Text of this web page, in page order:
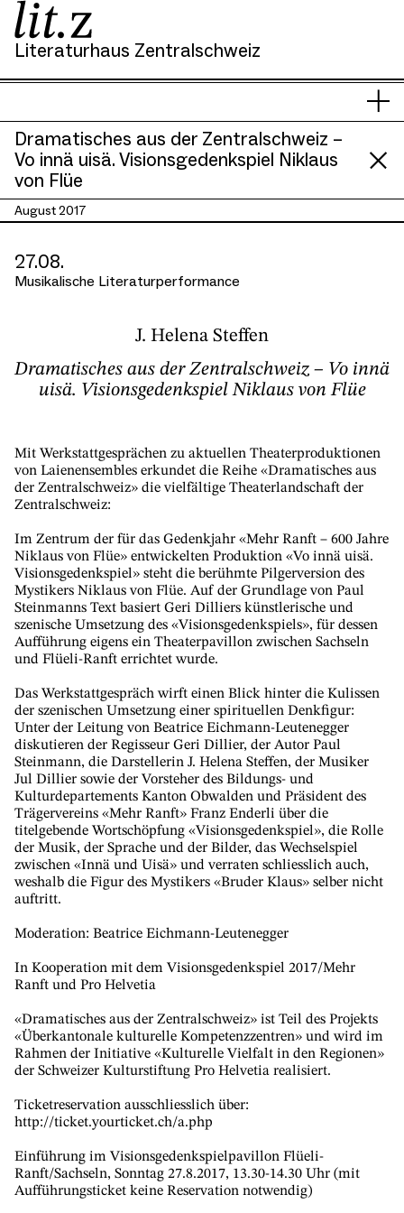
Literaturhaus Zentralschweiz
Dramatisches aus der Zentralschweiz –
Vo innä uisä. Visionsgedenkspiel Niklaus
von Flüe
August 2017
27.08.
Musikalische Literaturperformance
J. Helena Steffen
Dramatisches aus der Zentralschweiz – Vo innä
uisä. Visionsgedenkspiel Niklaus von Flüe
Mit Werkstattgesprächen zu aktuellen Theaterproduktionen
von Laienensembles erkundet die Reihe «Dramatisches aus
der Zentralschweiz» die vielfältige Theaterlandschaft der
Zentralschweiz:
Im Zentrum der für das Gedenkjahr «Mehr Ranft – 600 Jahre
Niklaus von Flüe» entwickelten Produktion «Vo innä uisä.
Visionsgedenkspiel» steht die berühmte Pilgerversion des
Mystikers Niklaus von Flüe. Auf der Grundlage von Paul
Steinmanns Text basiert Geri Dilliers künstlerische und
szenische Umsetzung des «Visionsgedenkspiels», für dessen
Aufführung eigens ein Theaterpavillon zwischen Sachseln
und Flüeli-Ranft errichtet wurde.
Das Werkstattgespräch wirft einen Blick hinter die Kulissen
der szenischen Umsetzung einer spirituellen Denkfigur:
Unter der Leitung von Beatrice Eichmann-Leutenegger
diskutieren der Regisseur Geri Dillier, der Autor Paul
Steinmann, die Darstellerin J. Helena Steffen, der Musiker
Jul Dillier sowie der Vorsteher des Bildungs- und
Kulturdepartements Kanton Obwalden und Präsident des
Trägervereins «Mehr Ranft» Franz Enderli über die
titelgebende Wortschöpfung «Visionsgedenkspiel», die Rolle
der Musik, der Sprache und der Bilder, das Wechselspiel
zwischen «Innä und Uisä» und verraten schliesslich auch,
weshalb die Figur des Mystikers «Bruder Klaus» selber nicht
auftritt.
Moderation: Beatrice Eichmann-Leutenegger
In Kooperation mit dem Visionsgedenkspiel 2017/Mehr
Ranft und Pro Helvetia
«Dramatisches aus der Zentralschweiz» ist Teil des Projekts
«Überkantonale kulturelle Kompetenzzentren» und wird im
Rahmen der Initiative «Kulturelle Vielfalt in den Regionen»
der Schweizer Kulturstiftung Pro Helvetia realisiert.
Ticketreservation ausschliesslich über:
http://ticket.yourticket.ch/a.php
Einführung im Visionsgedenkspielpavillon Flüeli-
Ranft/Sachseln, Sonntag 27.8.2017, 13.30-14.30 Uhr (mit
Aufführungsticket keine Reservation notwendig)